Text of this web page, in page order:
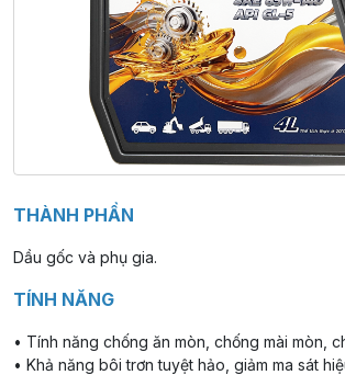
THÀNH PHẦN
Dầu gốc và phụ gia.
TÍNH NĂNG
• Tính năng chống ăn mòn, chống mài mòn,
• Khả năng bôi trơn tuyệt hảo, giảm ma sát